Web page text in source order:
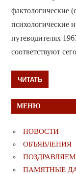
фактологические
психологические
путеводителях
соответствуют
ЧИТАТЬ
МЕНЮ
НОВОСТИ
ОБЪЯВЛЕНИЯ
ПОЗДРАВЛЯЕМ
ПАМЯТНЫЕ